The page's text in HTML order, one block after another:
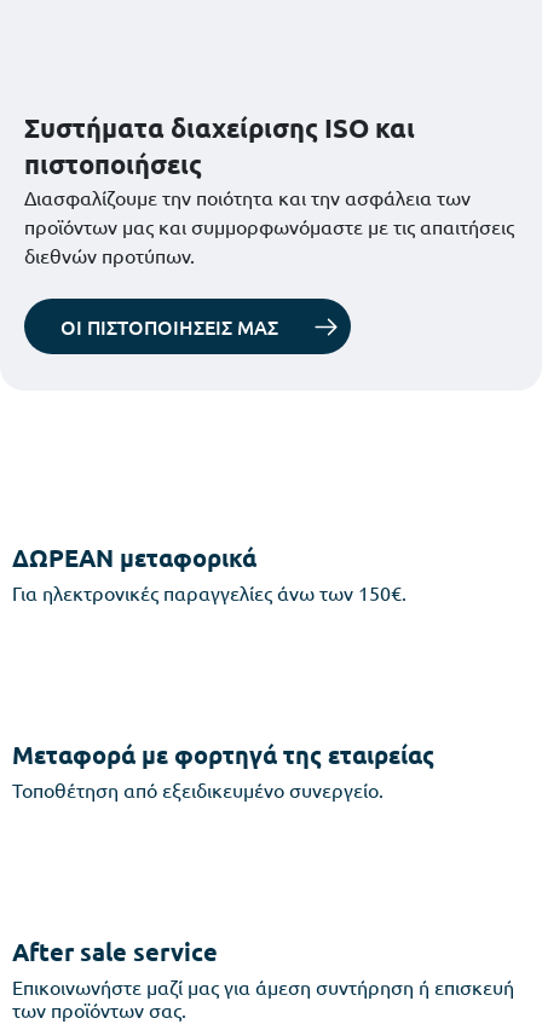
Συστήματα διαχείρισης ISO και
πιστοποιήσεις
Διασφαλίζουμε την ποιότητα και την ασφάλεια των
προϊόντων μας και συμμορφωνόμαστε με τις απαιτήσεις
διεθνών προτύπων.
ΟΙ ΠΙΣΤΟΠΟΙΗΣΕΙΣ ΜΑΣ
ΔΩΡΕΑΝ μεταφορικά
Για ηλεκτρονικές παραγγελίες άνω των 150€.
Μεταφορά με φορτηγά της εταιρείας
Τοποθέτηση από εξειδικευμένο συνεργείο.
After sale service
Επικοινωνήστε μαζί μας για άμεση συντήρηση ή επισκευή
των προϊόντων σας.